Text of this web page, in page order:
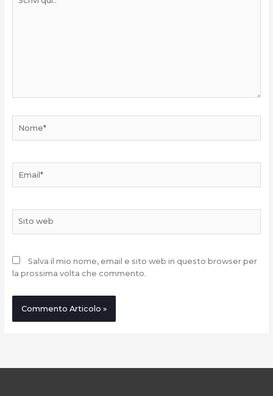
qui..
web
Salva il mio nome, email e sito web in questo browser per
la prossima volta che commento.